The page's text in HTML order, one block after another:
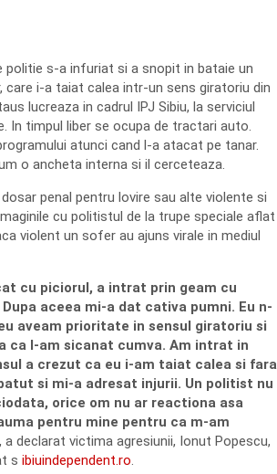
politie s-a infuriat si a snopit in bataie un
care i-a taiat calea intr-un sens giratoriu din
lucreaza in cadrul IPJ Sibiu, la serviciul
In timpul liber se ocupa de tractari auto.
atunci cand l-a atacat pe tanar.
o ancheta interna si il cerceteaza.
penal pentru lovire sau alte violente si
cu politistul de la trupe speciale aflat
violent un sofer au ajuns virale in mediul
cu piciorul, a intrat prin geam cu
aceea mi-a dat cativa pumni. Eu n-
aveam prioritate in sensul giratoriu si
ca l-am sicanat cumva. Am intrat in
a crezut ca eu i-am taiat calea si fara
si mi-a adresat injurii. Un politist nu
orice om nu ar reactiona asa
pentru mine pentru ca m-am
, a declarat victima agresiunii, Ionut Popescu,
s ibiuindependent.ro.